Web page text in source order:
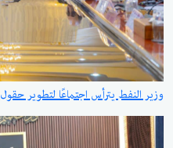
وزير النفط يترأس اجتماعًا لتطوير